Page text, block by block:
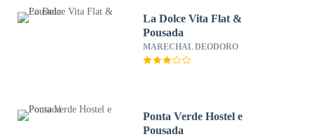
La Dolce Vita Flat &
Pousada
MARECHAL DEODORO
Ponta Verde Hostel e
Pousada